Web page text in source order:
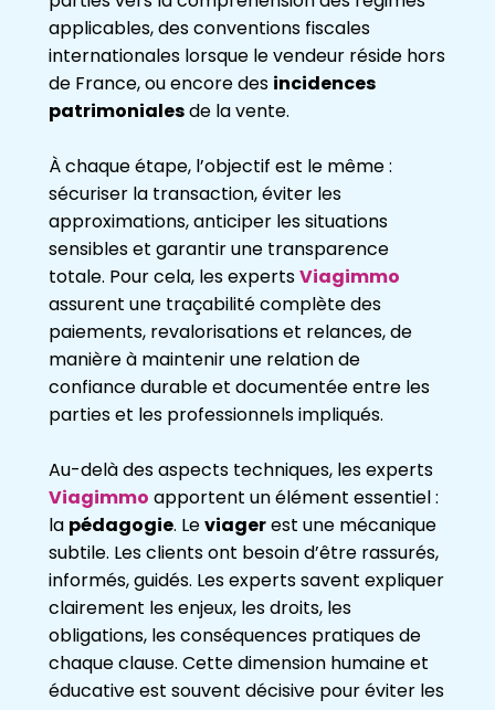
applicables, des conventions fiscales
internationales lorsque le vendeur réside hors
de France, ou encore des incidences
patrimonialesde la vente.
À chaque étape, l’objectif est le même :
sécuriser la transaction, éviter les
approximations, anticiper les situations
sensibles et garantir une transparence
totale. Pour cela, les expertsViagimmo
assurent une traçabilité complète des
paiements, revalorisations et relances, de
manière à maintenir une relation de
confiance durable et documentée entre les
parties et les professionnels impliqués.
Au-delà des aspects techniques, les experts
Viagimmo apportent un élément essentiel :
la pédagogie. Leviagerest une mécanique
subtile. Les clients ont besoin d’être rassurés,
informés, guidés. Les experts savent expliquer
clairement les enjeux, les droits, les
obligations, les conséquences pratiques de
chaque clause. Cette dimension humaine et
éducative est souvent décisive pour éviter les